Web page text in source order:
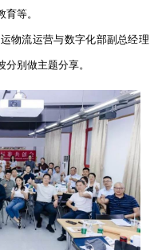
等。
物流运营与数字化部副总经理
别做主题分享。